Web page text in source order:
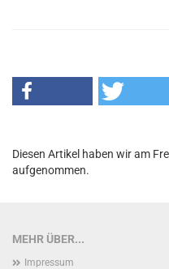
Diesen Artikel haben wir am
aufgenommen.
MEHR ÜBER...
Impressum